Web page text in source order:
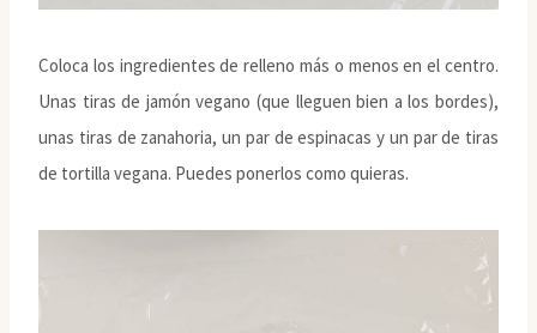
Coloca los ingredientes de relleno más o menos en el centro.
Unas tiras de jamón vegano (que lleguen bien a los bordes),
unas tiras de zanahoria, un par de espinacas y un par de tiras
de tortilla vegana. Puedes ponerlos como quieras.